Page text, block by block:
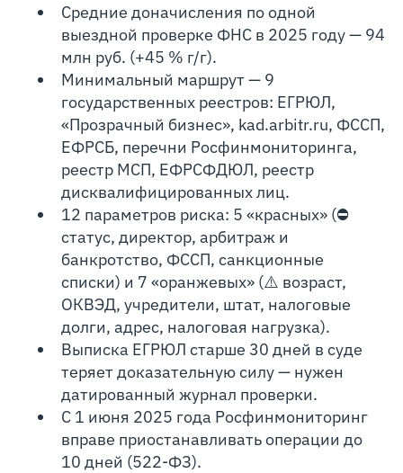
Средние доначисления по одной
выездной проверке ФНС в 2025 году — 94
млн руб. (+45 % г/г).
Минимальный маршрут — 9
государственных реестров: ЕГРЮЛ,
«Прозрачный бизнес», kad.arbitr.ru, ФССП,
ЕФРСБ, перечни Росфинмониторинга,
реестр МСП, ЕФРСФДЮЛ, реестр
дисквалифицированных лиц.
12 параметров риска: 5 «красных» (⛔
статус, директор, арбитраж и
банкротство, ФССП, санкционные
списки) и 7 «оранжевых» (⚠️ возраст,
ОКВЭД, учредители, штат, налоговые
долги, адрес, налоговая нагрузка).
Выписка ЕГРЮЛ старше 30 дней в суде
теряет доказательную силу — нужен
датированный журнал проверки.
С 1 июня 2025 года Росфинмониторинг
вправе приостанавливать операции до
10 дней (522-ФЗ).